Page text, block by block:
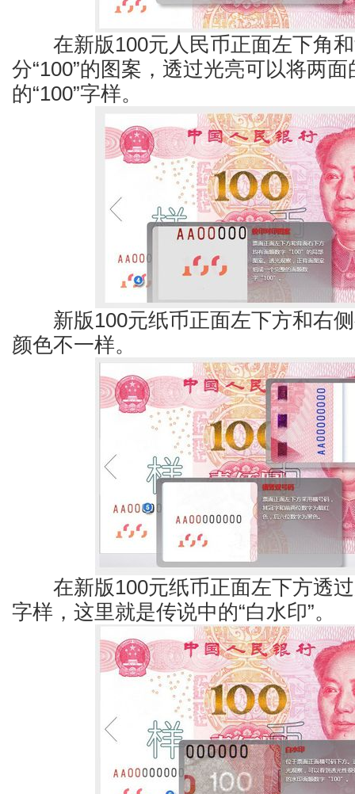
在新版100元人民币正面左下角和
分“100”的图案，透过光亮可以将两
的“100”字样。
新版100元纸币正面左下方和右侧
颜色不一样。
在新版100元纸币正面左下方透过
字样，这里就是传说中的“白水印”。